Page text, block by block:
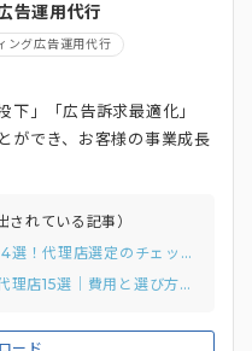
告運用代行
ング広告運用代行
下」「広告訴求最適化」
ができ、お客様の事業成長
れている記事）
・リスティング広告運用代行比較14選！代理店選定のチェックリストと質問例付き
・Google広告運用代行おすすめ代理店15選｜費用と選び方まで解説